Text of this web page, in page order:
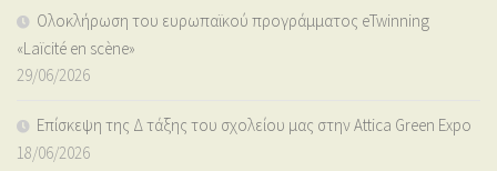
Ολοκλήρωση του ευρωπαϊκού προγράμματος eTwinning
«Laïcité en scène»
29/06/2026
Επίσκεψη της Δ τάξης του σχολείου μας στην Attica Green Expo
18/06/2026